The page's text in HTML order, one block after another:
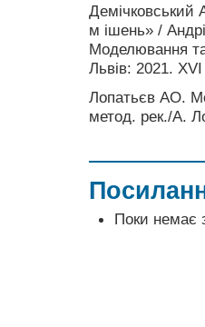
Демічковський
м ішень» /
Моделювання та
Львів: 2021.
Лопатьєв АО.
метод. рек./А.
Поки немає